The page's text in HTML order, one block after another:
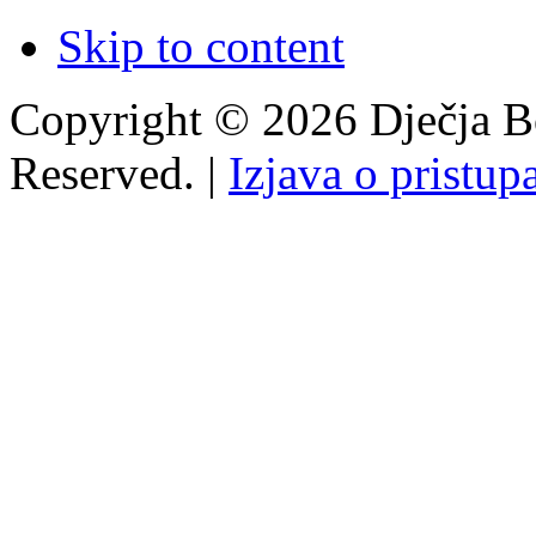
Skip to content
Copyright © 2026 Dječja
Reserved. | Izjava o